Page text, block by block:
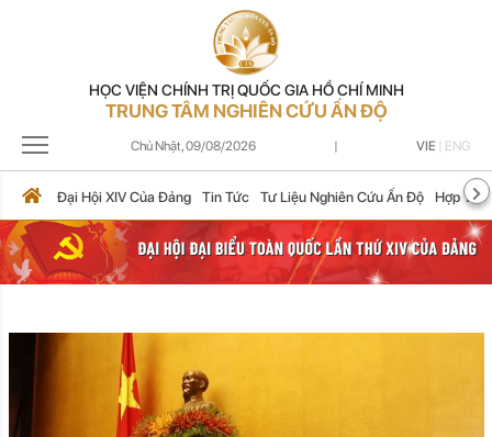
HỌC VIỆN CHÍNH TRỊ QUỐC GIA HỒ CHÍ MINH
TRUNG TÂM NGHIÊN CỨU ẤN ĐỘ
Chủ Nhật,09/08/2026 | VIE ENG
Đại Hội XIV Của Đảng Tin Tức Tư Liệu Nghiên Cứu Ấn Độ Hợp Tác